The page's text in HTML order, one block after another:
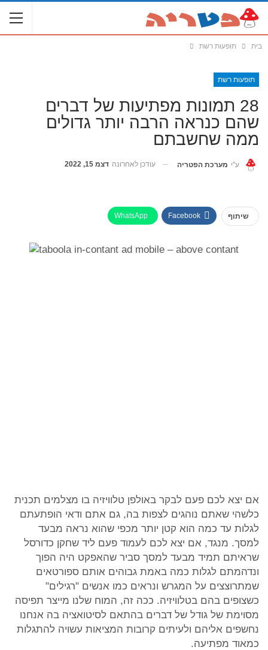
בית תופעות רשת
תופעות רשת
28 תמונות מפתיעות של דברים
שהם כנראה הרבה יותר גדולים
ממה שחשבתם
ע"י מערכת הפטריה עודכן לאחרונה דצמ 15, 2022
שיתוף Facebook
WhatsApp
אם יצא לכם פעם לבקר באולפן טלוויזיה בו מצלמים תכנית
כלשהי שאתם נוהגים לצפות בה, גם אתם ודאי הופתעתם
לגלות עד כמה הוא קטן יותר מכפי שהוא נראה מבעד
למסך. מנגד, אם יצא לכם לעמוד פעם ליד שחקן כדורסל
שראיתם תמיד מבעד למסך סביר שהאפקט היה הפוך
ונדהמתם לגלות כמה באמת גבוהים אותם ספורטאים
שמתרוצצים על המגרש ונראים כמו אנשים "רגילים"
כשצופים בהם בטלוויזיה. ככה זה, המוח שלנו מייצר תפיסה
מסוימת של גודל של דברים בהתאם לסיטואציה בה אנחנו
נחשפים אליהם ולעיתים קרובות המציאות עשויה להתגלות
כמאוד מפתיעה.